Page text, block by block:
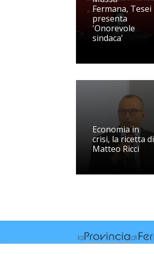
Fermana, Tesei
presenta
'Onorevole
sindaca'
Economia in
crisi, la ricetta di
Matteo Ricci